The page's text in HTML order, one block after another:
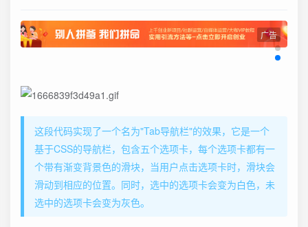
广告
这段代码实现了一个名为"Tab导航栏"的效果，它是一个
基于CSS的导航栏，包含五个选项卡，每个选项卡都有一
个带有渐变背景色的滑块，当用户点击选项卡时，滑块会
滑动到相应的位置。同时，选中的选项卡会变为白色，未
选中的选项卡会变为灰色。